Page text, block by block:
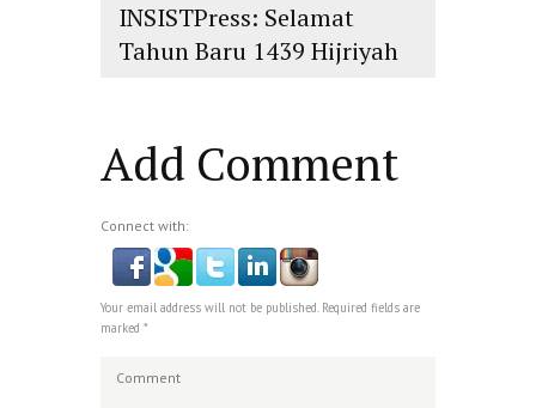
INSISTPress: Selamat
Tahun Baru 1439 Hijriyah
Add Comment
Connect with:
Your email address will not be published. Required fields are
marked *